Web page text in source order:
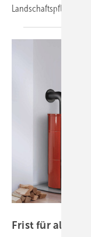
Frist für alte